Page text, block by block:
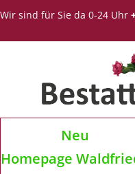
Wir sind für Sie da 0-24 Uhr
Neu
Homepage